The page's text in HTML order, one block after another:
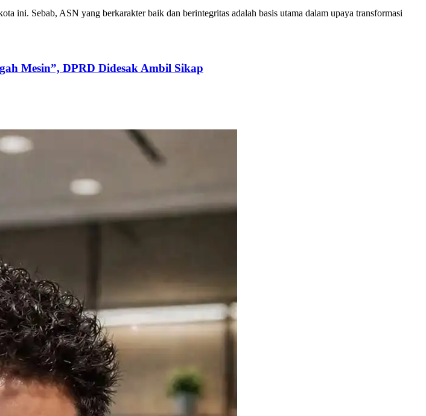
ini. Sebab, ASN yang berkarakter baik dan berintegritas adalah basis utama dalam upaya transformasi
Mesin”, DPRD Didesak Ambil Sikap